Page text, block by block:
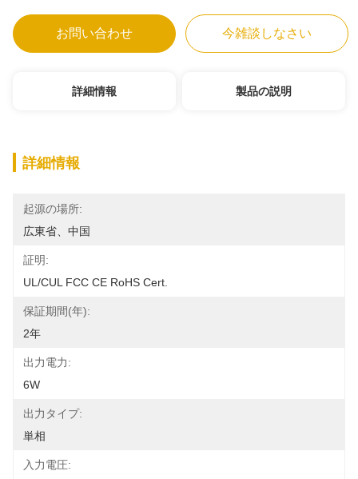
お問い合わせ 今雑談しなさい
詳細情報 製品の説明
詳細情報
起源の場所:
広東省、中国
証明:
UL/cUL FCC CE RoHS Cert.
保証期間(年):
2年
出力電力:
6W
出力タイプ:
単相
入力電圧: